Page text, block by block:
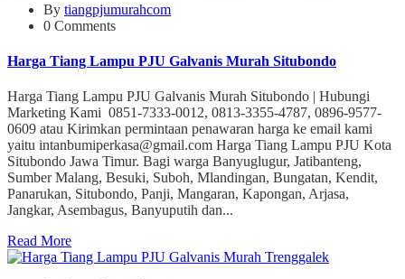
By tiangpjumurahcom
0 Comments
Harga Tiang Lampu PJU Galvanis Murah Situbondo
Harga Tiang Lampu PJU Galvanis Murah Situbondo | Hubungi
Marketing Kami 0851-7333-0012, 0813-3355-4787, 0896-9577-
0609 atau Kirimkan permintaan penawaran harga ke email kami
yaitu intanbumiperkasa@gmail.com Harga Tiang Lampu PJU Kota
Situbondo Jawa Timur. Bagi warga Banyuglugur, Jatibanteng,
Sumber Malang, Besuki, Suboh, Mlandingan, Bungatan, Kendit,
Panarukan, Situbondo, Panji, Mangaran, Kapongan, Arjasa,
Jangkar, Asembagus, Banyuputih dan...
Read More